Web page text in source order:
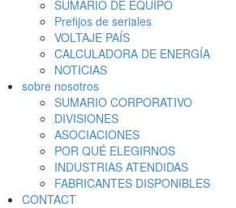
SUMARIO DE EQUIPO
Prefijos de seriales
VOLTAJE PAÍS
CALCULADORA DE ENERGÍA
NOTICIAS
sobre nosotros
SUMARIO CORPORATIVO
DIVISIONES
ASOCIACIONES
POR QUÉ ELEGIRNOS
INDUSTRIAS ATENDIDAS
FABRICANTES DISPONIBLES
CONTACT